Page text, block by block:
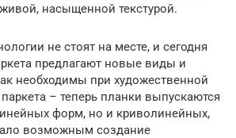
насыщенной текстурой.
не стоят на месте, и сегодня
предлагают новые виды и
необходимы при художественной
– теперь планки выпускаются
форм, но и криволинейных,
возможным создание